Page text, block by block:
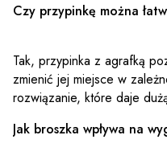
Czy przypinkę można
Tak, przypinka z agrafką
zmienić jej miejsce w
rozwiązanie, które daje
Jak broszka wpływa na